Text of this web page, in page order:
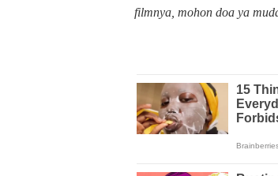
filmnya, mohon doa ya